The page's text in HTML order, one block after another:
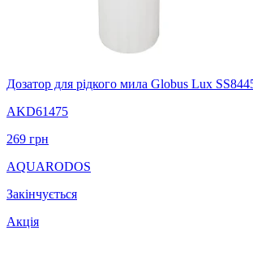
Дозатор для рідкого мила Globus Lux
AKD61475
269 грн
AQUARODOS
Закінчується
Акція